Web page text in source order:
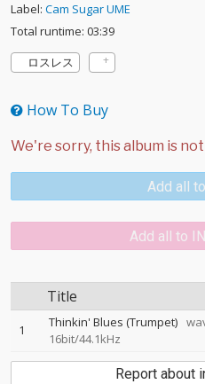
Label: Cam Sugar UME
Total runtime: 03:39
ロスレス
How To Buy
Add all
Add all to
Title
1 Thinkin' Blues (Trumpet)
16bit/44.1kHz
Report about